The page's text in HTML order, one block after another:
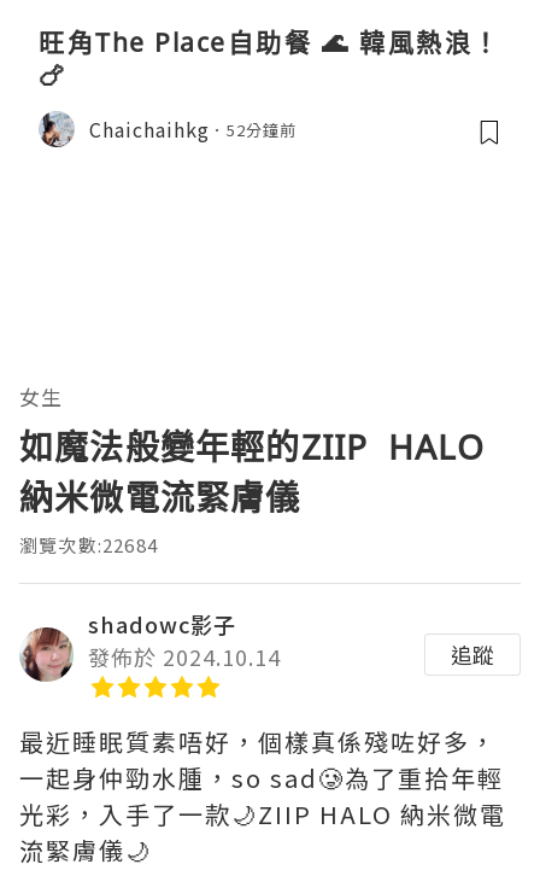
旺角The Place自助餐 🌊 韓風熱浪！
🍗
Chaichaihkg 52分鐘前
女生
如魔法般變年輕的ZIIP HALO
納米微電流緊膚儀
瀏覽次數:22684
shadowc影子
發佈於 2024.10.14
追蹤
最近睡眠質素唔好，個樣真係殘咗好多，
一起身仲勁水腫，so sad🥲為了重拾年輕
光彩，入手了一款🌙ZIIP HALO 納米微電
流緊膚儀🌙